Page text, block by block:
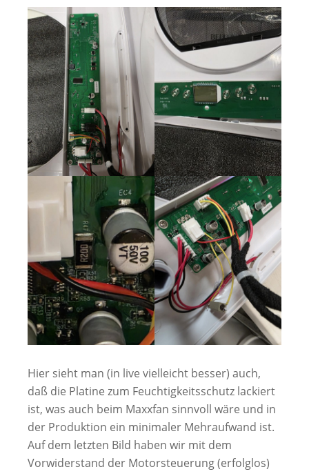
Hier sieht man (in live vielleicht besser) auch,
daß die Platine zum Feuchtigkeitsschutz lackiert
ist, was auch beim Maxxfan sinnvoll wäre und in
der Produktion ein minimaler Mehraufwand ist.
Auf dem letzten Bild haben wir mit dem
Vorwiderstand der Motorsteuerung (erfolglos)